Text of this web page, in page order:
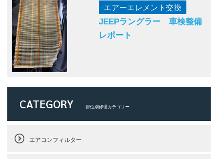
エアーエレメント交換
JEEPラングラー 車検整備
レポート
CATEGORY 部位別修理カテゴリー
エアコンフィルター